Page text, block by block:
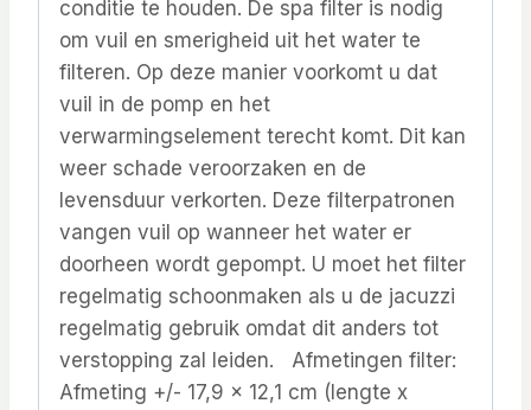
conditie te houden. De spa filter is nodig
om vuil en smerigheid uit het water te
filteren. Op deze manier voorkomt u dat
vuil in de pomp en het
verwarmingselement terecht komt. Dit kan
weer schade veroorzaken en de
levensduur verkorten. Deze filterpatronen
vangen vuil op wanneer het water er
doorheen wordt gepompt. U moet het filter
regelmatig schoonmaken als u de jacuzzi
regelmatig gebruik omdat dit anders tot
verstopping zal leiden. Afmetingen filter:
Afmeting +/- 17,9 x 12,1 cm (lengte x